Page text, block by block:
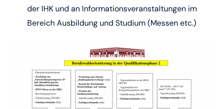
der IHK und an Informationsveranstaltungen im
Bereich Ausbildung und Studium (Messen etc.)